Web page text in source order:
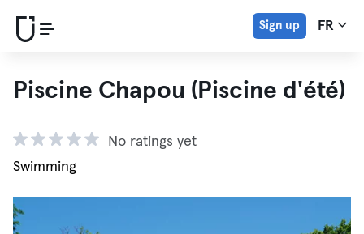
Sign up FR
Piscine Chapou (Piscine d'été)
No ratings yet
Swimming